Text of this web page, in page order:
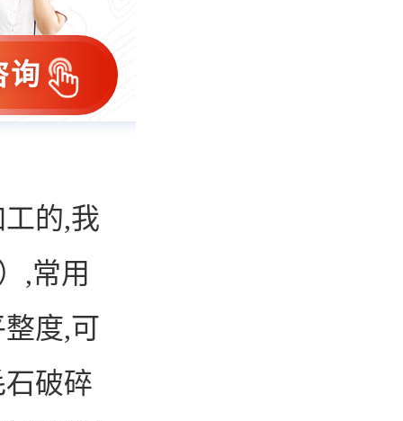
询
的,我
,常用
度,可
破碎